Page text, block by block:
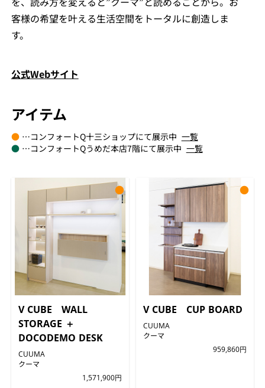
客様の希望を叶える生活空間をトータルに創造しま
す。
公式Webサイト
アイテム
●…コンフォートQ十三ショップにて展示中 一覧
●…コンフォートQうめだ本店7階にて展示中 一覧
V CUBE WALL
STORAGE ＋
DOCODEMO DESK
CUUMA
クーマ
1,571,900円
●
V CUBE CUP BOARD
CUUMA
クーマ
959,860円
●